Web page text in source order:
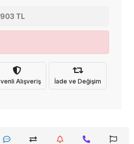
TL
Alışveriş İade ve Değişim